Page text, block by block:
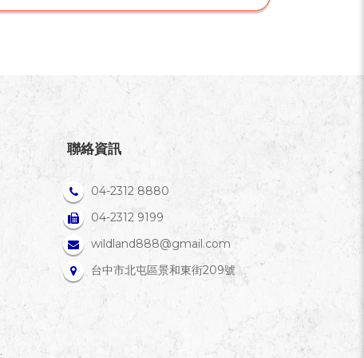
聯絡資訊
04-2312 8880
04-2312 9199
wildland888@gmail.com
台中市北屯區景和東街209號